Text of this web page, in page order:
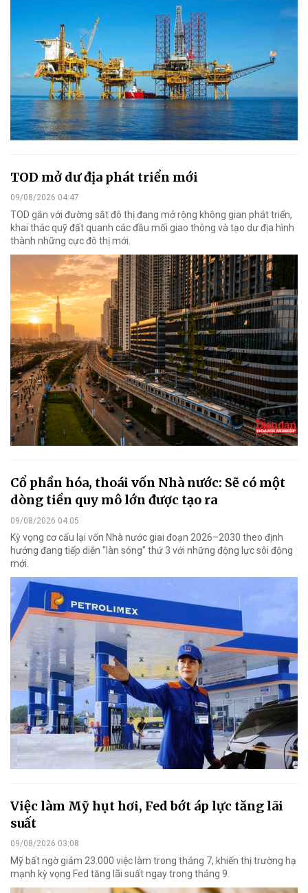
TOD mở dư địa phát triển mới
09/08/2026 04:47
TOD gắn với đường sắt đô thị đang mở rộng không gian phát triển,
khai thác quỹ đất quanh các đầu mối giao thông và tạo dư địa hình
thành những cực đô thị mới.
Cổ phần hóa, thoái vốn Nhà nước: Sẽ có một
dòng tiền quy mô lớn được tạo ra
09/08/2026 04:05
Kỳ vọng cơ cấu lại vốn Nhà nước giai đoạn 2026–2030 theo định
hướng đang tiếp diễn "làn sóng" thứ 3 với những động lực sôi động
mới.
Việc làm Mỹ hụt hơi, Fed bớt áp lực tăng lãi
suất
09/08/2026 03:08
Mỹ bất ngờ giảm 23.000 việc làm trong tháng 7, khiến thị trường hạ
mạnh kỳ vọng Fed tăng lãi suất ngay trong tháng 9.